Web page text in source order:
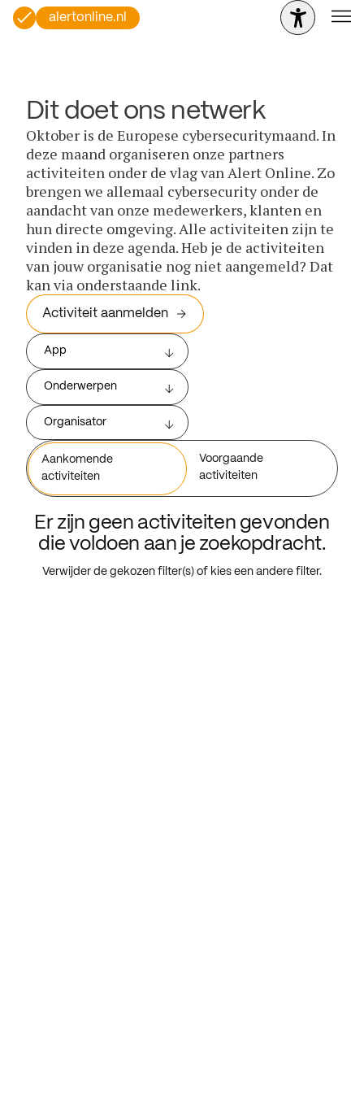
alertonline.nl
Dit doet ons netwerk
Oktober is de Europese cybersecuritymaand. In
deze maand organiseren onze partners
activiteiten onder de vlag van Alert Online. Zo
brengen we allemaal cybersecurity onder de
aandacht van onze medewerkers, klanten en
hun directe omgeving. Alle activiteiten zijn te
vinden in deze agenda. Heb je de activiteiten
van jouw organisatie nog niet aangemeld? Dat
kan via onderstaande link.
Activiteit aanmelden
App
Onderwerpen
Organisator
Aankomende
activiteiten
Voorgaande
activiteiten
Er zijn geen activiteiten gevonden
die voldoen aan je zoekopdracht.
Verwijder de gekozen filter(s) of kies een andere filter.